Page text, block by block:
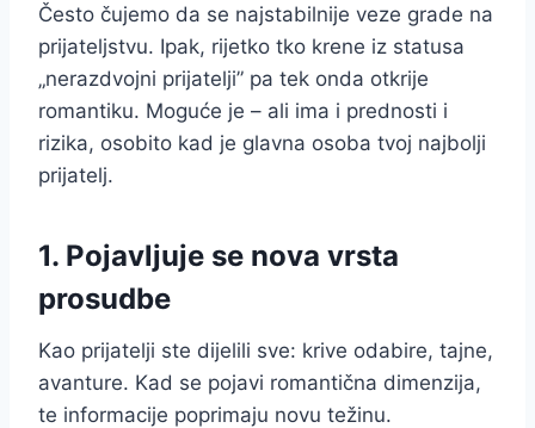
Često čujemo da se najstabilnije veze grade na
prijateljstvu. Ipak, rijetko tko krene iz statusa
„nerazdvojni prijatelji” pa tek onda otkrije
romantiku. Moguće je – ali ima i prednosti i
rizika, osobito kad je glavna osoba tvoj najbolji
prijatelj.
1. Pojavljuje se nova vrsta
prosudbe
Kao prijatelji ste dijelili sve: krive odabire, tajne,
avanture. Kad se pojavi romantična dimenzija,
te informacije poprimaju novu težinu.